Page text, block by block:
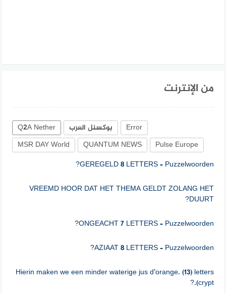
من الإنترنت
Q2A Nether بوكسنل العرب
Error
MSR DAY World
QUANTUM NEWS
Pulse Europe
GEREGELD 8 LETTERS – Puzzelwoorden?
VREEMD HOOR DAT HET THEMA GELDT ZOLANG HET
DUURT?
ONGEACHT 7 LETTERS – Puzzelwoorden?
AZIAAT 8 LETTERS – Puzzelwoorden?
Hierin maken we een minder waterige jus d’orange. (13) letters
(crypt.?